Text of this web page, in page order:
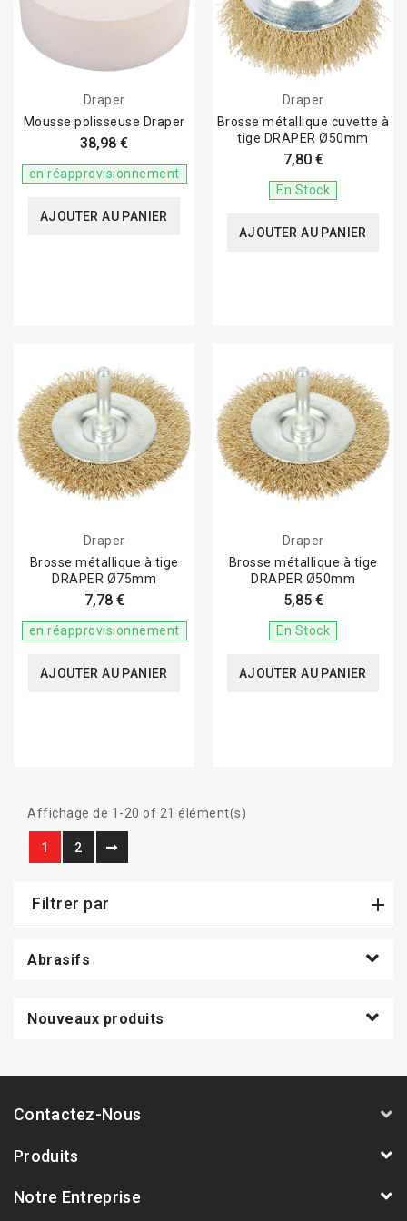
Draper
Mousse polisseuse Draper
38,98 €
en réapprovisionnement
AJOUTER AU PANIER
Draper
Brosse métallique cuvette à
tige DRAPER Ø50mm
7,80 €
En Stock
AJOUTER AU PANIER
Draper
Brosse métallique à tige
DRAPER Ø75mm
7,78 €
en réapprovisionnement
AJOUTER AU PANIER
Draper
Brosse métallique à tige
DRAPER Ø50mm
5,85 €
En Stock
AJOUTER AU PANIER
Affichage de 1-20 of 21 élément(s)
1 2
Filtrer par
Abrasifs
Nouveaux produits
Contactez-Nous
Produits
Notre Entreprise